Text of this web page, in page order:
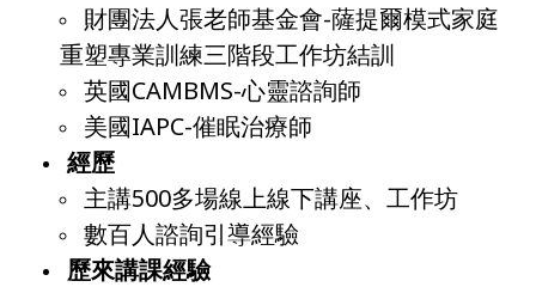
財團法人張老師基金會-薩提爾模式家庭
重塑專業訓練三階段工作坊結訓
英國CAMBMS-心靈諮詢師
美國IAPC-催眠治療師
經歷
主講500多場線上線下講座、工作坊
數百人諮詢引導經驗
歷來講課經驗